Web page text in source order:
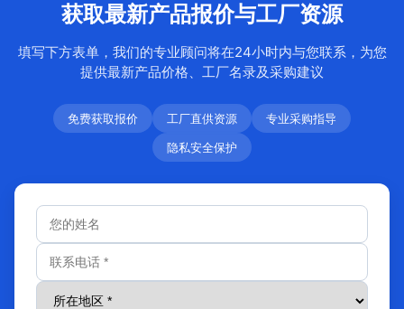
获取最新产品报价与工厂资源
填写下方表单，我们的专业顾问将在24小时内与您联系，为您
提供最新产品价格、工厂名录及采购建议
免费获取报价 工厂直供资源
专业采购指导
隐私安全保护